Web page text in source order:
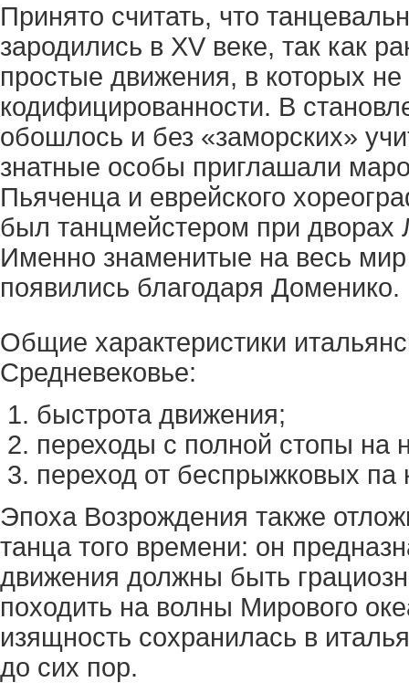
Принято считать, что
зародились в XV веке, так как
простые движения, в которых
кодифицированности. В
обошлось и без «заморских»
знатные особы приглашали
Пьяченца и еврейского
был танцмейстером при
Именно знаменитые на весь
появились благодаря Доменико.
Общие характеристики
Средневековье:
быстрота движения;
переходы с полной стопы на
переход от беспрыжковых па
Эпоха Возрождения также
танца того времени: он
движения должны быть
походить на волны Мирового
изящность сохранилась в
до сих пор.